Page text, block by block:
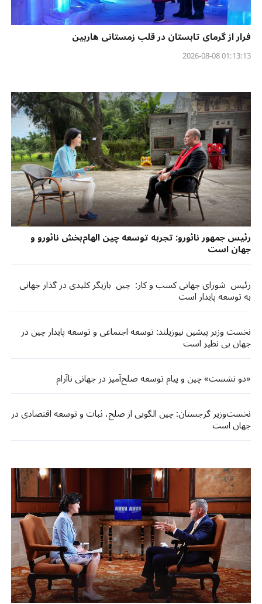
فرار از گرمای تابستان در قلب زمستانی هاربین
01:13:13 2026-08-08
رئیس ‌جمهور نائورو: تجربه توسعه چین الهام‌بخش نائورو و
جهان است
رئیس شورای جهانی کسب و کار: چین بازیگر کلیدی در گذار جهانی
به توسعه پایدار است
نخست وزیر پیشین نیوزیلند: توسعه اجتماعی و توسعه پایدار چین در
جهان بی نظیر است
«دو نشست» چین و پیام توسعه صلح‌آمیز در جهانی ناآرام
نخست‌وزیر گرجستان: چین الگویی از صلح، ثبات و توسعه اقتصادی در
جهان است